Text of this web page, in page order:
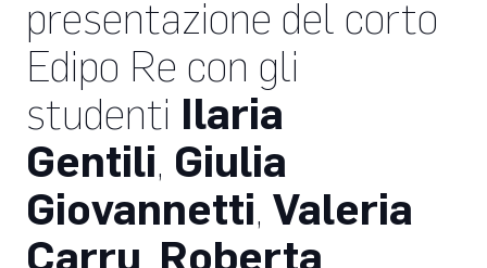
presentazione del corto
Edipo Re con gli
studenti Ilaria
Gentili, Giulia
Giovannetti, Valeria
Carru, Roberta